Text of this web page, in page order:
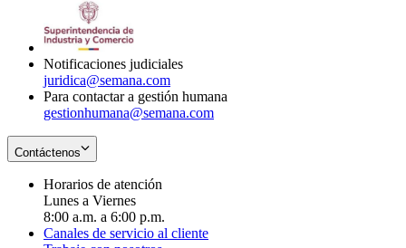
Notificaciones judiciales
juridica@semana.com
Para contactar a gestión humana
gestionhumana@semana.com
Contáctenos
Horarios de atención
Lunes a Viernes
8:00 a.m. a 6:00 p.m.
Canales de servicio al cliente